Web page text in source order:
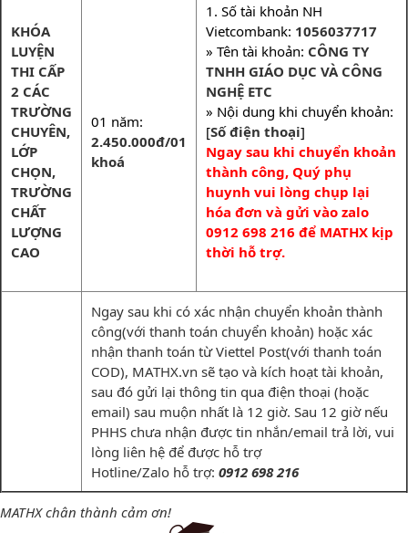
KHÓA
LUYỆN
THI CẤP
2 CÁC
TRƯỜNG
CHUYÊN,
LỚP
CHỌN,
TRƯỜNG
CHẤT
LƯỢNG
CAO
01 năm:
2.450.000đ/01
khoá
1. Số tài khoản NH
Vietcombank: 1056037717
» Tên tài khoản: CÔNG TY
TNHH GIÁO DỤC VÀ CÔNG
NGHỆ ETC
» Nội dung khi chuyển khoản:
[Số điện thoại]
Ngay sau khi chuyển khoản
thành công, Quý phụ
huynh vui lòng chụp lại
hóa đơn và gửi vào zalo
0912 698 216 để MATHX kịp
thời hỗ trợ.
Ngay sau khi có xác nhận chuyển khoản thành
công(với thanh toán chuyển khoản) hoặc xác
nhận thanh toán từ Viettel Post(với thanh toán
COD), MATHX.vn sẽ tạo và kích hoạt tài khoản,
sau đó gửi lại thông tin qua điện thoại (hoặc
email) sau muộn nhất là 12 giờ. Sau 12 giờ nếu
PHHS chưa nhận được tin nhắn/email trả lời, vui
lòng liên hệ để được hỗ trợ
Hotline/Zalo hỗ trợ: 0912 698 216
MATHX chân thành cảm ơn!